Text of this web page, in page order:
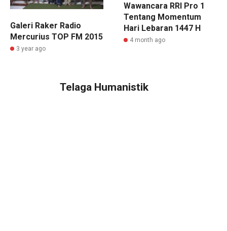
Galeri Raker Radio
Mercurius TOP FM 2015
3 year ago
Wawancara RRI Pro 1
Tentang Momentum
Hari Lebaran 1447 H
4 month ago
Telaga Humanistik